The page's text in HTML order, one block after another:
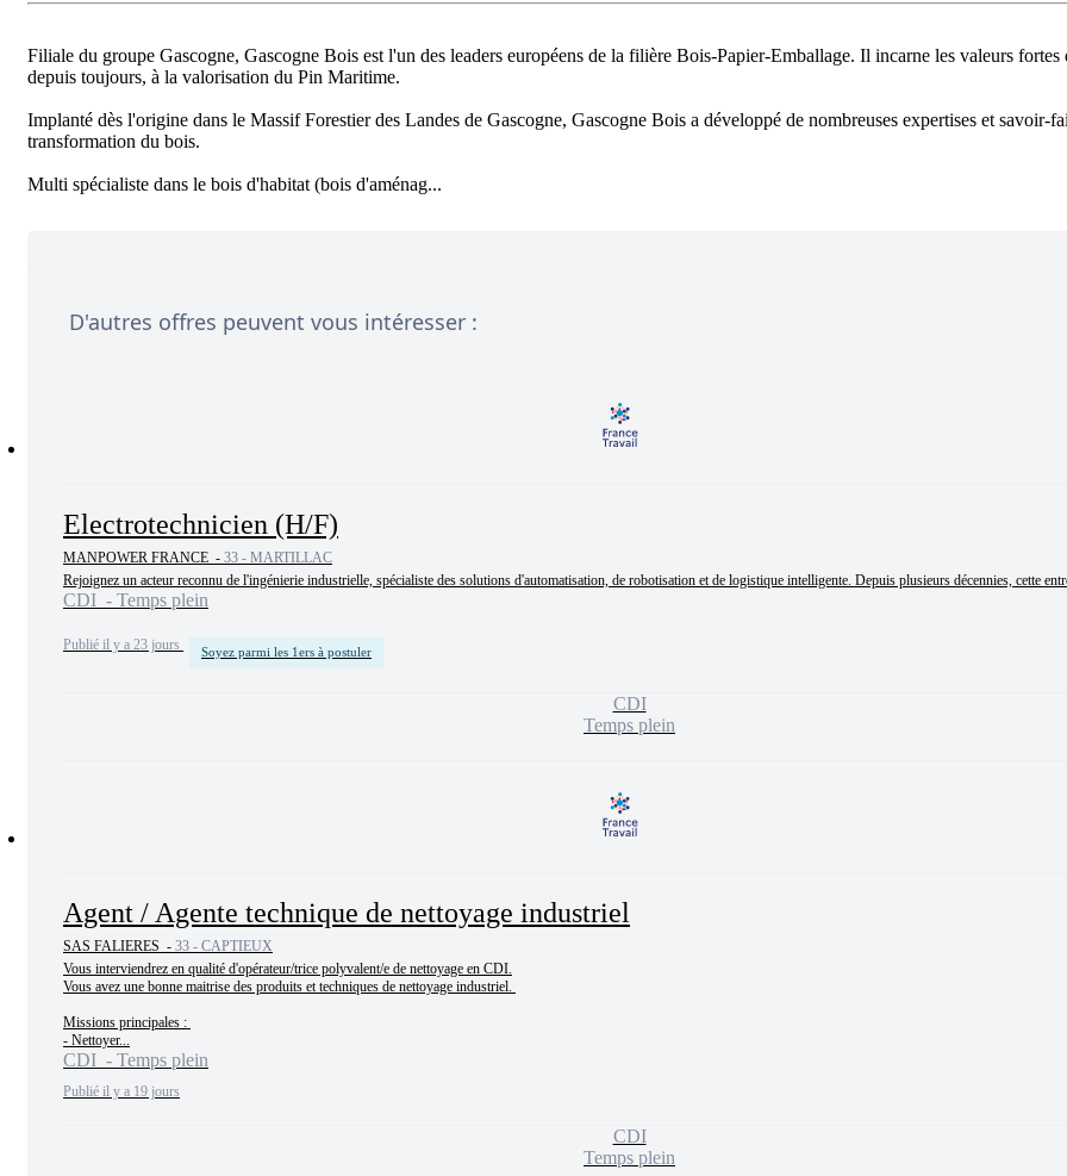
Filiale du groupe Gascogne, Gascogne Bois est l'un des leaders européens de la filière Bois-Papier-Emballage. Il incarne les valeurs fortes
depuis toujours, à la valorisation du Pin Maritime.
Implanté dès l'origine dans le Massif Forestier des Landes de Gascogne, Gascogne Bois a développé de nombreuses expertises et savoir-
transformation du bois.
D'autres offres peuvent vous intéresser :
Electrotechnicien (H/F)
MANPOWER FRANCE - 33 - MARTILLAC
Rejoignez un acteur reconnu de l'ingénierie industrielle, spécialiste des solutions d'automatisation, de robotisation et de logistique intelligente. Depuis plusieurs décennies, cette
CDI - Temps plein
Publié il y a 23 jours Soyez parmi les 1ers à postuler
CDI
Temps plein
Agent / Agente technique de nettoyage industriel
SAS FALIERES - 33 - CAPTIEUX
Vous interviendrez en qualité d'opérateur/trice polyvalent/e de nettoyage en CDI.
Vous avez une bonne maitrise des produits et techniques de nettoyage industriel.
Missions principales :
- Nettoyer...
CDI - Temps plein
Publié il y a 19 jours
CDI
Temps plein